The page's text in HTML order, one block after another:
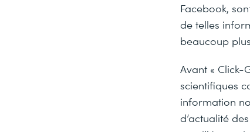
Facebook,
de telles
beaucoup
Avant « Click-
scientifiques
information
d’actualité